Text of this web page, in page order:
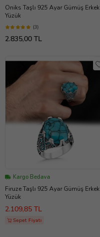
Oniks Taşlı 925 Ayar Gümüş Erkek
Yüzük
(3)
2.835,00 TL
Kargo Bedava
Firuze Taşlı 925 Ayar Gümüş Erkek
Yüzük
2.109,85 TL
Sepet Fiyatı